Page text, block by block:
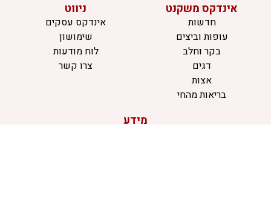
אינדקס משקנט
חדשות
עופות וביצים
בקר וחלב
דגים
אצות
בריאות מהחי
ניווט
אינדקס עסקים
שימושון
לוח מודעות
צרו קשר
מידע